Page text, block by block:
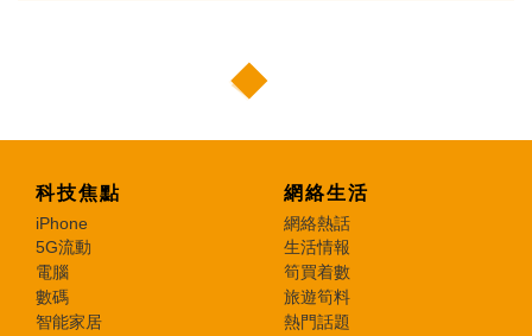
科技焦點
iPhone
5G流動
電腦
數碼
智能家居
網絡生活
網絡熱話
生活情報
筍買着數
旅遊筍料
熱門話題